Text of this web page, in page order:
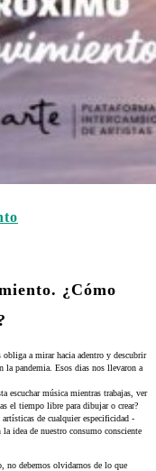
¿Cómo
a mirar hacia adentro y descubrir
la pandemia. Esos dias nos llevaron a
escuchar música mientras trabajas, ver
el tiempo libre para dibujar o crear?
de cualquier especificidad -
la idea de nuestro consumo consciente
no debemos olvidarnos de lo que